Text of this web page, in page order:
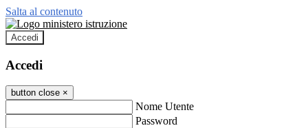
Salta al contenuto
Accedi
Accedi
button close ×
Nome Utente
Password